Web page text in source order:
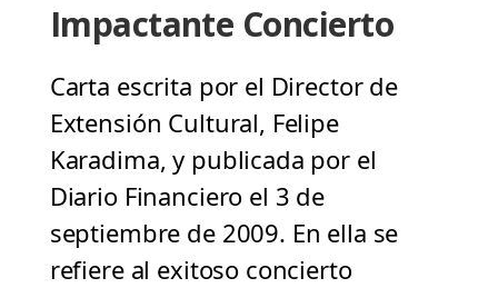
Impactante Concierto
Carta escrita por el Director de
Extensión Cultural, Felipe
Karadima, y publicada por el
Diario Financiero el 3 de
septiembre de 2009. En ella se
refiere al exitoso concierto